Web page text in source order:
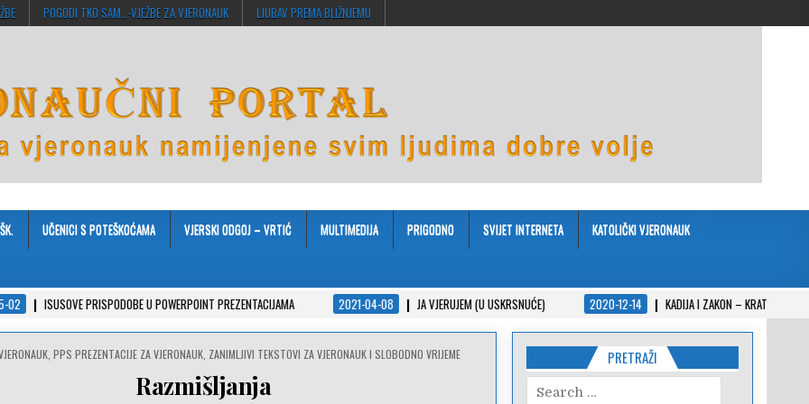
POGODI TKO SAM…-VJEŽBE ZA VJERONAUK LJUBAV PREMA BLIŽNJEMU
UČENICI S POTEŠKOĆAMA VJERSKI ODGOJ – VRTIĆ MULTIMEDIJA PRIGODNO SVIJET INTERNETA KATOLIČKI VJERONAUK
PRISPODOBE U POWERPOINT PREZENTACIJAMA 2021-04-08 JA VJERUJEM (U USKRSNUĆE) 2020-12-14 KADIJA I ZAKON – KRATKA PRIČA U PPS-U
,PPS PREZENTACIJE ZA VJERONAUK ZANIMLJIVI TEKSTOVI ZA VJERONAUK I SLOBODNO VRIJEME
Razmišljanja
PRETRAŽI
Search
for: